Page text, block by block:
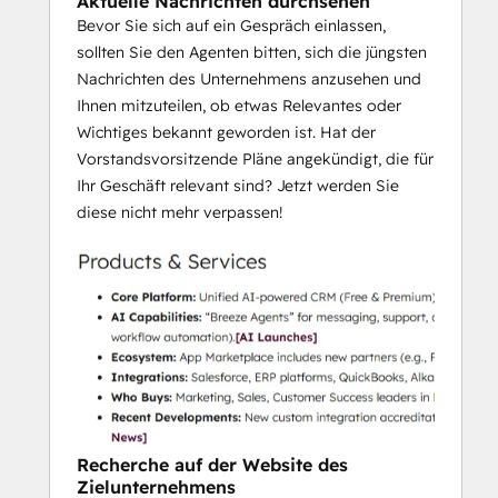
gespeichert werden, so dass die
Erkenntnisse im Arbeitsfluss zugänglich
sind, in dem die Umsatzteams bereits
arbeiten. Jede Ausgabe enthält Quellen (z.
B. Websites, CRM-Daten), die für
Transparenz und Vertrauen sorgen.
Bevor Sie sich auf ein Gespräch einlassen,
sollten Sie den Agenten bitten, sich die jüngsten
Nachrichten des Unternehmens anzusehen und
Ihnen mitzuteilen, ob etwas Relevantes oder
Wichtiges bekannt geworden ist. Hat der
Vorstandsvorsitzende Pläne angekündigt, die für
Ihr Geschäft relevant sind? Jetzt werden Sie
diese nicht mehr verpassen!
Recherche auf der Website des
Zielunternehmens